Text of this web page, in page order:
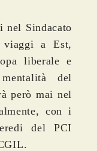
nel Sindacato
a Est,
liberale e
del
però mai nel
con i
del PCI